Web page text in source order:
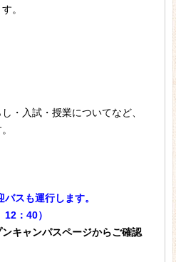
。
・入試・授業についてなど、
スも運行します。
：40）
キャンパスページからご確認